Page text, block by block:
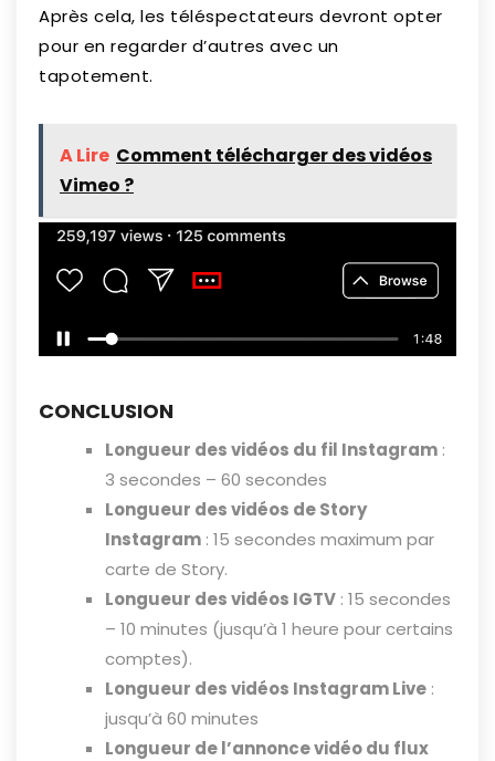
Après cela, les téléspectateurs devront opter
pour en regarder d’autres avec un
tapotement.
A Lire Comment télécharger des vidéos
Vimeo ?
CONCLUSION
Longueur des vidéos du fil Instagram :
3 secondes – 60 secondes
Longueur des vidéos de Story
Instagram : 15 secondes maximum par
carte de Story.
Longueur des vidéos IGTV : 15 secondes
– 10 minutes (jusqu’à 1 heure pour certains
comptes).
Longueur des vidéos Instagram Live :
jusqu’à 60 minutes
Longueur de l’annonce vidéo du flux